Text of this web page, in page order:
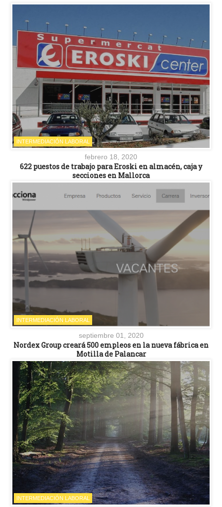
INTERMEDIACIÓN LABORAL
febrero 18, 2020
622 puestos de trabajo para Eroski en almacén, caja y
secciones en Mallorca
INTERMEDIACIÓN LABORAL
septiembre 01, 2020
Nordex Group creará 500 empleos en la nueva fábrica en
Motilla de Palancar
INTERMEDIACIÓN LABORAL